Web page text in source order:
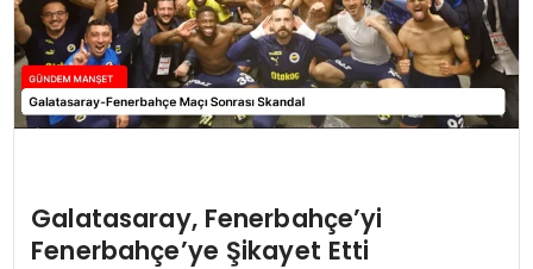
Galatasaray, Fenerbahçe’yi
Fenerbahçe’ye Şikayet Etti